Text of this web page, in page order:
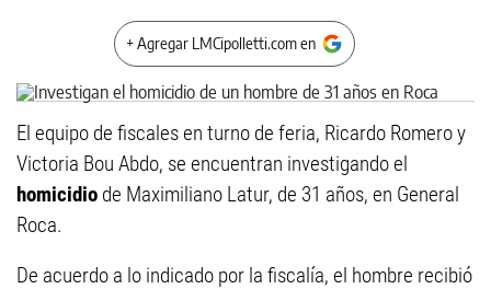
+ Agregar LMCipolletti.com en
El equipo de fiscales en turno de feria, Ricardo Romero y
Victoria Bou Abdo, se encuentran investigando el
homicidio de Maximiliano Latur, de 31 años, en General
Roca.
De acuerdo a lo indicado por la fiscalía, el hombre recibió